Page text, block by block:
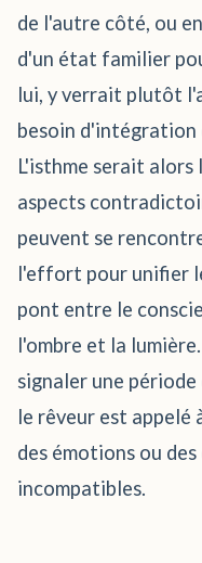
de l'autre côté, ou
d'un état familier
lui, y verrait plutôt
besoin d'intégration
L'isthme serait alors
aspects
peuvent se
l'effort pour unifier
pont entre le
l'ombre et la
signaler une
le rêveur est appelé
des émotions ou
incompatibles.